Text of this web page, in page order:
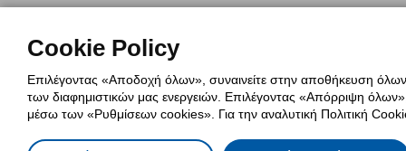
Πολιτική Cookies Δήλωση
Cookie Policy
Επιλέγοντας «Αποδοχή όλων», συναινείτε στην αποθήκευση
των διαφημιστικών μας ενεργειών. Επιλέγοντας «Απόρριψη όλων»,
μέσω των «Ρυθμίσεων cookies». Για την αναλυτική Πολιτική